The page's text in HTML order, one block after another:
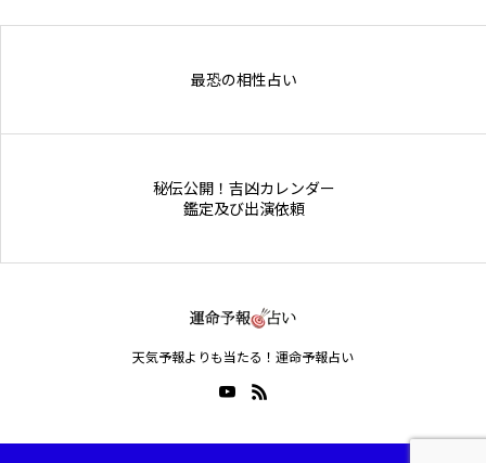
最恐の相性占い
秘伝公開！吉凶カレンダー
鑑定及び出演依頼
天気予報よりも当たる！運命予報占い